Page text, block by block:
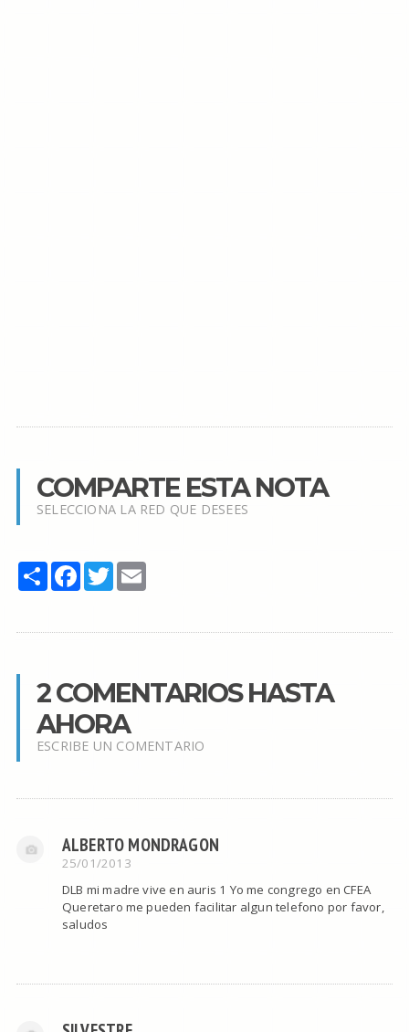
COMPARTE ESTA NOTA
SELECCIONA LA RED QUE DESEES
Share Facebook
TwitterEmail
2 COMENTARIOS HASTA
AHORA
ESCRIBE UN COMENTARIO
ALBERTO MONDRAGON
25/01/2013
DLB mi madre vive en auris 1 Yo me congrego en CFEA
Queretaro me pueden facilitar algun telefono por favor,
saludos